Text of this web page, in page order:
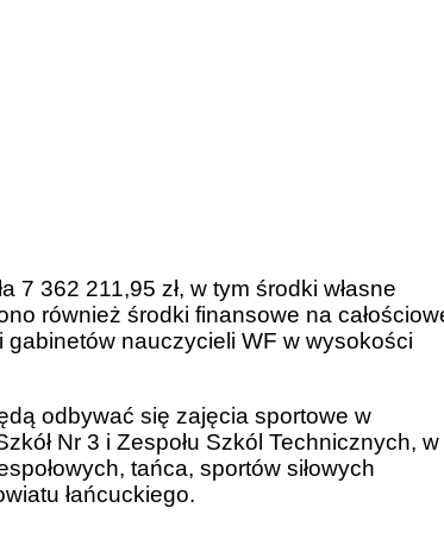
362 211,95 zł, w tym środki własne
również środki finansowe na
nauczycieli WF w wysokości
odbywać się zajęcia sportowe w
Nr 3 i Zespołu Szkól Technicznych, w
tańca, sportów siłowych
łańcuckiego.